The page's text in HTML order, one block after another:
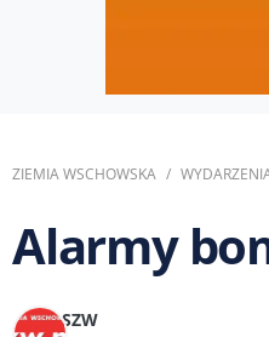
ZIEMIA WSCHOWSKA
Alarmy
SZW